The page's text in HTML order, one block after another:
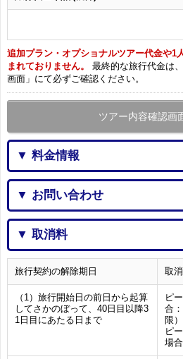
追加プラン・オプショナルツアー代金や1
まれておりません。
最終的な旅行代金は
画面」にて必ずご確認ください。
ツアー内容確認画
▼ 料金情報
▼ お問い合わせ
▼ 取消料
旅行契約の解除期日 取
（1）旅行開始日の前日から起算
してさかのぼって、40日目以降3
1日目にあたる日まで
ピ
合
限）
ピ
場